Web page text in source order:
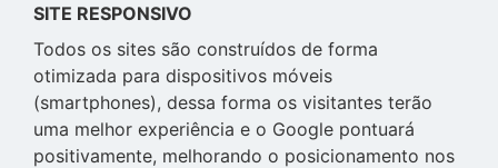
SITE RESPONSIVO
Todos os sites são construídos de forma
otimizada para dispositivos móveis
(smartphones), dessa forma os visitantes terão
uma melhor experiência e o Google pontuará
positivamente, melhorando o posicionamento nos